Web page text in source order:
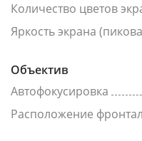
Количество цветов
Яркость экрана
Объектив
Автофокусировка
Расположение